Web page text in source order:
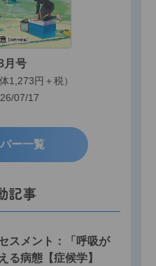
月号
1,273円＋税）
07/17
ー一覧
記事
スメント：「呼吸が
る病態【症候学】